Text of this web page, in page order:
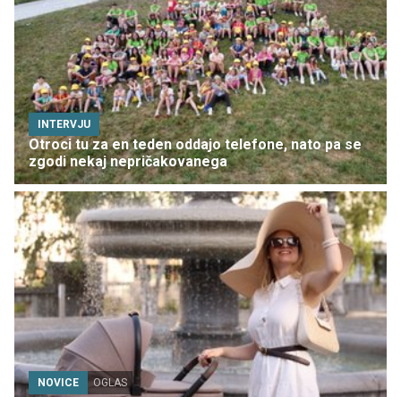
INTERVJU
Otroci tu za en teden oddajo telefone, nato pa se
zgodi nekaj nepričakovanega
NOVICE OGLAS